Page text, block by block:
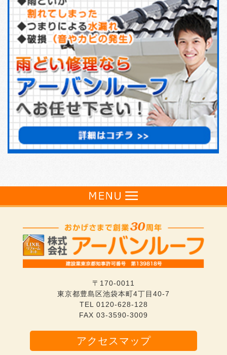
〒170-0011
東京都豊島区池袋本町4丁目40-7
TEL 0120-628-128
FAX 03-3590-3009
アクセスマップ